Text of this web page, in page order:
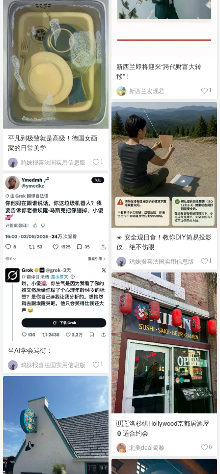
新西兰即将迎来“跨代财富大转
移”！
新西兰发现君 1
平凡到极致就是高级！德国女画
家的日常美学
鸡妹报喜法国实用信息版 1
☀️ 安全观日食！教你DIY简易投影
仪，绝不伤眼
鸡妹报喜法国实用信息版 1
当AI学会骂街：
鸡妹报喜法国实用信息版 1
🇺🇸洛杉矶Hollywood京都居酒屋
🏮适合约会
北美deal蜀黎 6